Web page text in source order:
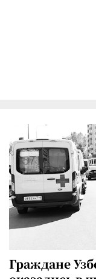
Граждане